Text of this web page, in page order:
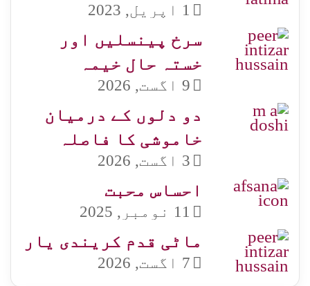
1 اپریل, 2023
سرخ پینسلیں اور
خستہ حال خیمہ
9 اگست, 2026
دو دلوں کے درمیان
خاموشی کا فاصلہ
3 اگست, 2026
احساس محبت
11 نومبر, 2025
ماٹی قدم کریندی یار
7 اگست, 2026